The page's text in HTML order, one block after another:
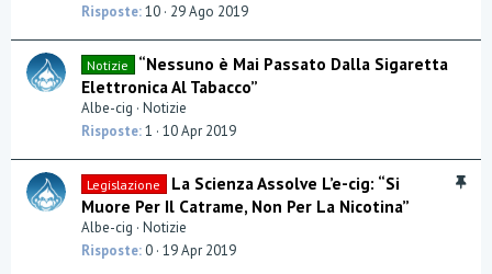
Risposte 10 29 Ago 2019
Notizie
“Nessuno è Mai Passato Dalla Sigaretta
Elettronica Al Tabacco”
Albe-cig Notizie
Risposte 1 10 Apr 2019
I
Legislazione
La Scienza Assolve L’e-cig: “Si
Muore Per Il Catrame, Non Per La Nicotina”
Albe-cig Notizie
Risposte 0 19 Apr 2019